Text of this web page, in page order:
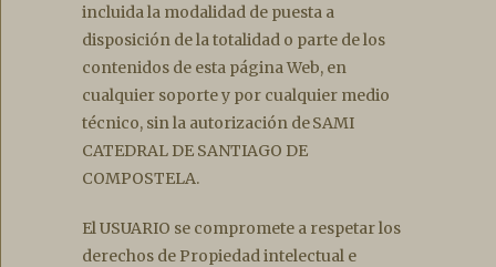
incluida la modalidad de puesta a
disposición de la totalidad o parte de los
contenidos de esta página Web, en
cualquier soporte y por cualquier medio
técnico, sin la autorización de SAMI
CATEDRAL DE SANTIAGO DE
COMPOSTELA.
El USUARIO se compromete a respetar los
derechos de Propiedad intelectual e